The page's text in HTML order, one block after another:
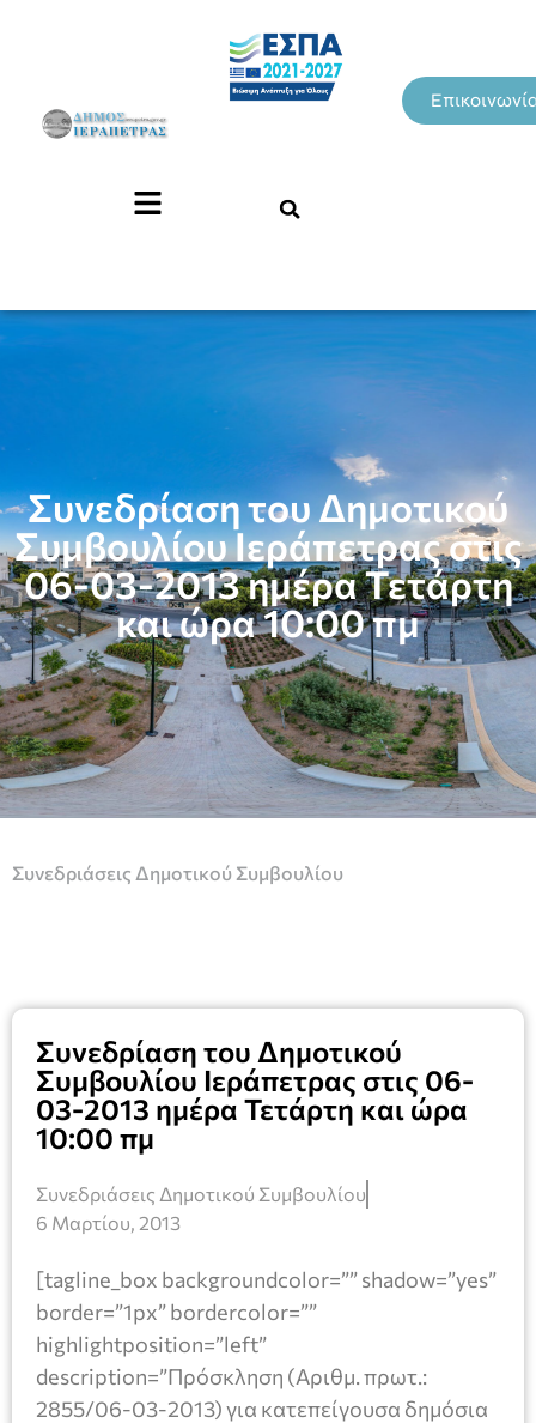
Συνεδρίαση του Δημοτικού
Συμβουλίου Ιεράπετρας στις
06-03-2013 ημέρα Τετάρτη
και ώρα 10:00 πμ
Συνεδριάσεις Δημοτικού Συμβουλίου
Συνεδρίαση του Δημοτικού
Συμβουλίου Ιεράπετρας στις 06-
03-2013 ημέρα Τετάρτη και ώρα
10:00 πμ
Συνεδριάσεις Δημοτικού Συμβουλίου
6 Μαρτίου, 2013
[tagline_box backgroundcolor=”” shadow=”yes”
border=”1px” bordercolor=””
highlightposition=”left”
description=”Πρόσκληση (Αριθμ. πρωτ.:
2855/06-03-2013) για κατεπείγουσα δημόσια